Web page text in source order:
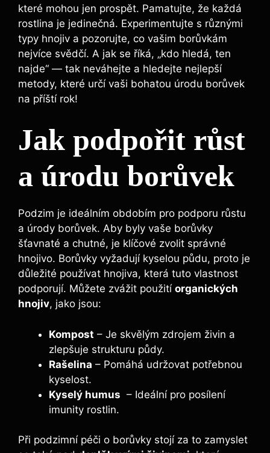
které mohou jen prospět. Pamatujte, že‌ každá
rostlina je⁢ jedinečná.⁢ Experimentujte s různými
⁢typy⁣ hnojiv⁤ a pozorujte, co vašim borůvkám
nejvíce svědčí. A jak se říká, „kdo‍ hledá,⁢ ten
‍najde“ —‌ tak⁤ neváhejte a‌ hledejte nejlepší‌
metody, které určí vaši bohatou úrodu borůvek
na ‌příští rok!
Jak podpořit růst
a úrodu borůvek
Podzim je ⁢ideálním obdobím pro podporu růstu
a úrody‌ borůvek. Aby byly vaše borůvky
šťavnaté a ⁢chutné, je ​klíčové ⁤zvolit správné
hnojivo. Borůvky vyžadují ⁢kyselou půdu, proto je
důležité⁣ používat hnojiva, která tuto vlastnost
podporují. Můžete zvážit použití organických
hnojiv, jako jsou:
Kompost – Je skvělým ⁣zdrojem živin ⁣a⁤
zlepšuje strukturu půdy.
Rašelina – Pomáhá udržovat⁢ potřebnou
‍kyselost.
Kyselý​ humus ‍ –‌ Ideální ⁤pro ⁢posílení
imunity rostlin.
Při ‌podzimní péči o borůvky ⁢stojí za⁣ to zamyslet